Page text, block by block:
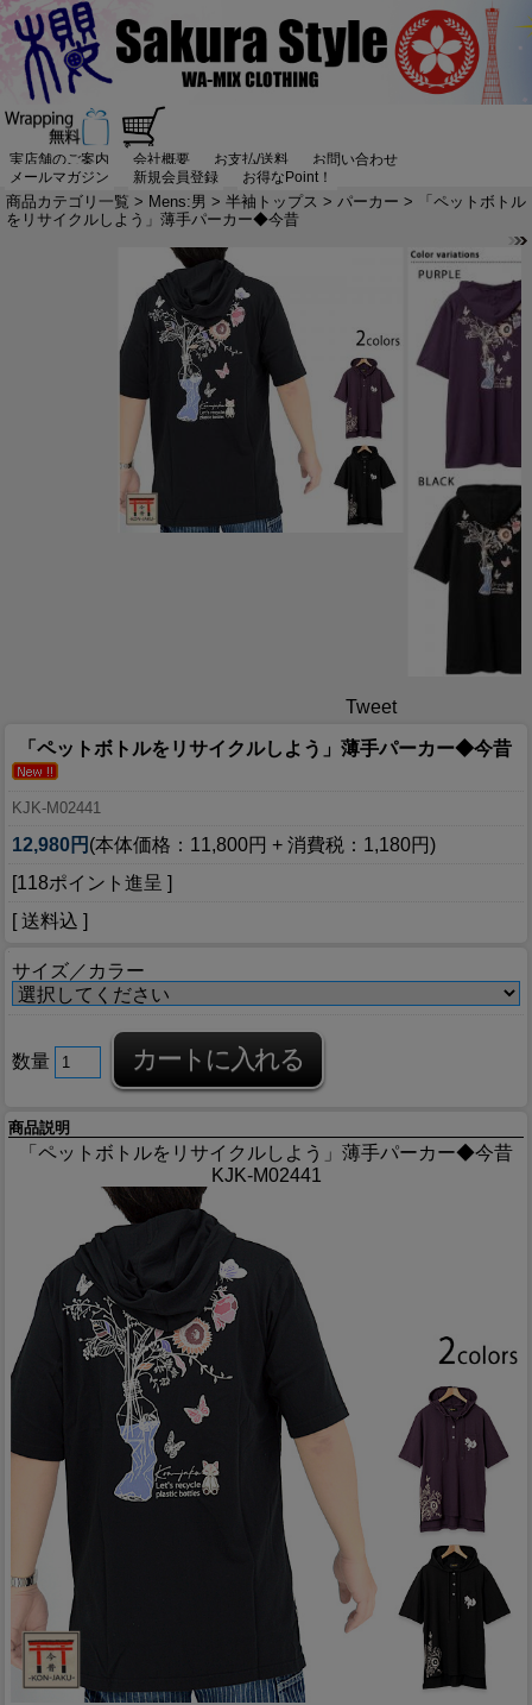
実店舗のご案内 会社概要 お支払/送料
お問い合わせ
メールマガジン
新規会員登録 お得なPoint！
商品カテゴリ一覧 > Mens:男 > 半袖トップス > パーカー > 「ペットボトル
をリサイクルしよう」薄手パーカー◆今昔
Tweet
「ペットボトルをリサイクルしよう」薄手パーカー◆今昔
KJK-M02441
12,980円 (本体価格：11,800円 + 消費税：1,180円)
[118ポイント進呈 ]
[ 送料込 ]
サイズ／カラー
数量
商品説明
「ペットボトルをリサイクルしよう」薄手パーカー◆今昔
KJK-M02441